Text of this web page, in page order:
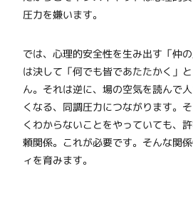
圧力を嫌います。
では、心理的安全性を生み出す「仲
は決して「何でも皆であたたかく」
ん。それは逆に、場の空気を読んで
くなる、同調圧力につながります。
くわからないことをやっていても、
頼関係。これが必要です。そんな関
ィを育みます。